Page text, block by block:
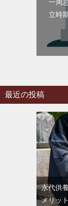
一周
立時
最近の投稿
永代供
メリッ